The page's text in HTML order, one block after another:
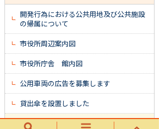
開発行為における公共用地及び公共施設
の帰属について
市役所周辺案内図
市役所庁舎 館内図
公用車両の広告を募集します
貸出傘を設置しました
可児市役所東館１階喫茶店について